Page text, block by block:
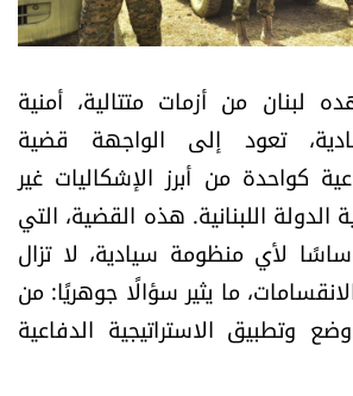
من أزمات متتالية، أمنية
تعود إلى الواجهة قضية
كواحدة من أبرز الإشكاليات غير
اللبنانية. هذه القضية، التي
لأي منظومة سيادية، لا تزال
ما يثير سؤالًا جوهريًا: من
وتطبيق الاستراتيجية الدفاعية